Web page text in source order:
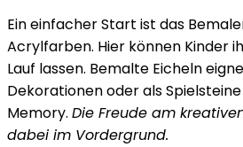
Ein einfacher Start ist das
Acrylfarben. Hier können Kinder
Lauf lassen. Bemalte Eicheln
Dekorationen oder als
Memory. Die Freude am
dabei im Vordergrund.